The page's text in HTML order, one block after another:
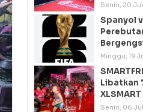
Senin, 20
Spanyol
Minggu, 19
Libatkan
Senin, 06 Jul